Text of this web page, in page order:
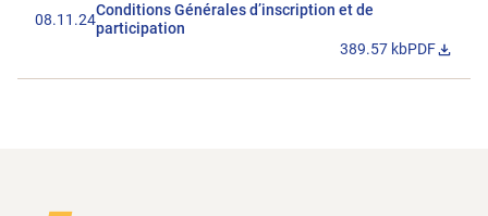
08.11.24Conditions Générales d’inscription et de
participation
389.57 kbPDF
Footer